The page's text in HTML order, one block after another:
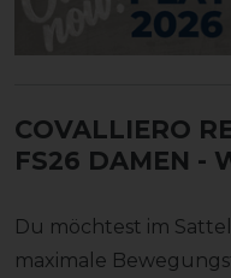
COVALLIERO
FS26 DAMEN -
Du möchtest im
maximale